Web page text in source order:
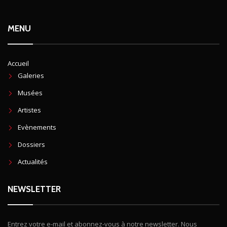
MENU
Accueil
Galeries
Musées
Artistes
Evènements
Dossiers
Actualités
NEWSLETTER
Entrez votre e-mail et abonnez-vous à notre newsletter. Nous